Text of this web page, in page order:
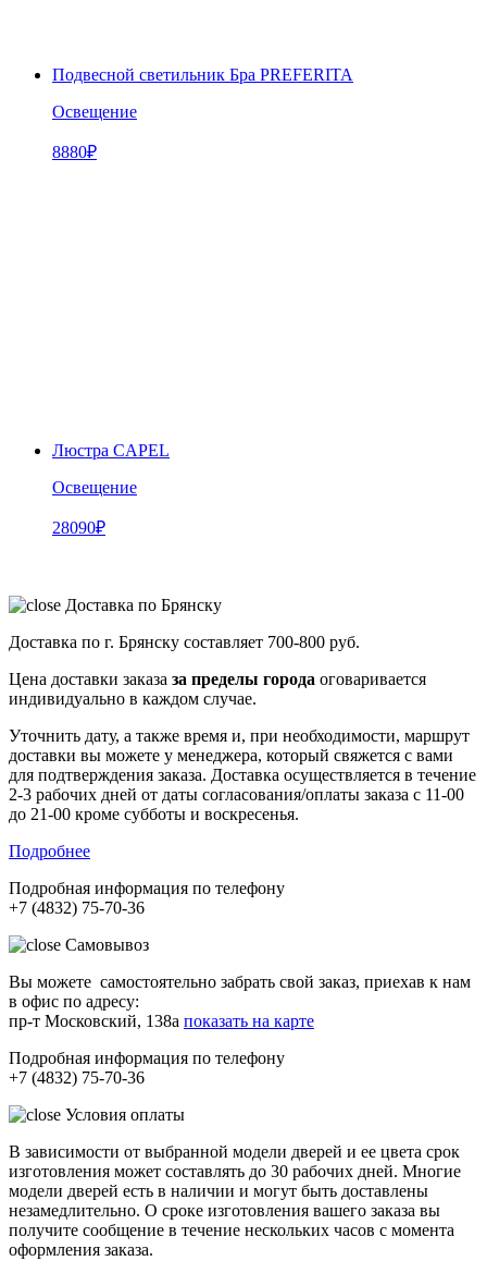
Подвесной светильник Бра PREFERITA
Освещение
8880₽
Люстра CAPEL
Освещение
28090₽
Доставка по Брянску
Доставка по г. Брянску составляет 700-800 руб.
Цена доставки заказа за пределы города оговаривается
индивидуально в каждом случае.
Уточнить дату, а также время и, при необходимости, маршрут
доставки вы можете у менеджера, который свяжется с вами
для подтверждения заказа. Доставка осуществляется в течение
2-3 рабочих дней от даты согласования/оплаты заказа с 11-00
до 21-00 кроме субботы и воскресенья.
Подробнее
Подробная информация по телефону
+7 (4832) 75-70-36
Самовывоз
Вы можете самостоятельно забрать свой заказ, приехав к нам
в офис по адресу:
пр-т Московский, 138а показать на карте
Подробная информация по телефону
+7 (4832) 75-70-36
Условия оплаты
В зависимости от выбранной модели дверей и ее цвета срок
изготовления может составлять до 30 рабочих дней. Многие
модели дверей есть в наличии и могут быть доставлены
незамедлительно. О сроке изготовления вашего заказа вы
получите сообщение в течение нескольких часов с момента
оформления заказа.